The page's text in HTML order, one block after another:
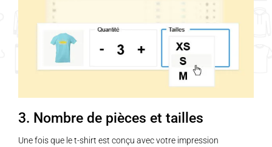
3. Nombre de pièces et tailles
Une fois que le t-shirt est conçu avec votre impression